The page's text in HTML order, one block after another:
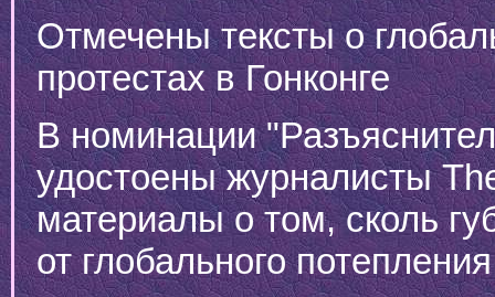
Отмечены тексты о
протестах в Гонконге
В номинации
удостоены журналисты
материалы о том, сколь
от глобального